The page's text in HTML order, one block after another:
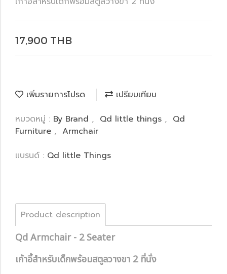
17,900 THB
เพิ่มรายการโปรด
เปรียบเทียบ
หมวดหมู่ : By Brand , Qd little things , Qd
Furniture , Armchair
แบรนด์ : Qd little Things
Product description
Qd Armchair - 2 Seater
เก้าอี้สำหรับเด็กพร้อมสตูลวางขา 2 ที่นั่ง